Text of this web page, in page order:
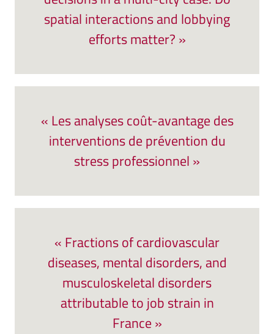
spatial interactions and lobbying
efforts matter? »
« Les analyses coût-avantage des
interventions de prévention du
stress professionnel »
« Fractions of cardiovascular
diseases, mental disorders, and
musculoskeletal disorders
attributable to job strain in
France »